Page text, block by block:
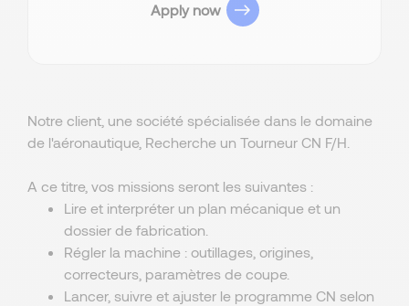
Apply now
Notre client, une société spécialisée dans le domaine
de l'aéronautique, Recherche un Tourneur CN F/H.
A ce titre, vos missions seront les suivantes :
Lire et interpréter un plan mécanique et un
dossier de fabrication.
Régler la machine : outillages, origines,
correcteurs, paramètres de coupe.
Lancer, suivre et ajuster le programme CN selon